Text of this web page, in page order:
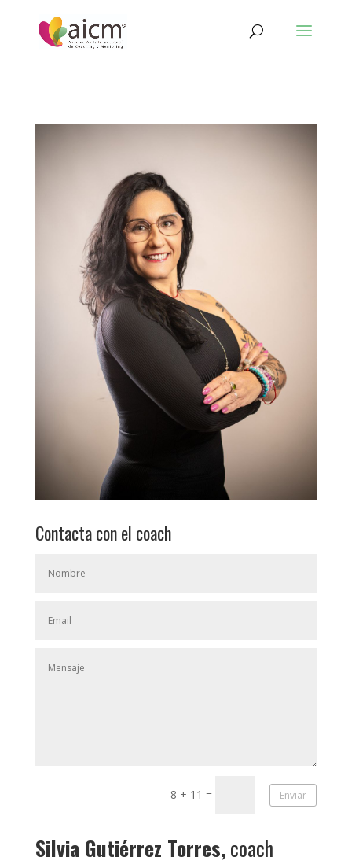
Contacta con el coach
8 + 11 = Enviar
Silvia Gutiérrez Torres,coach